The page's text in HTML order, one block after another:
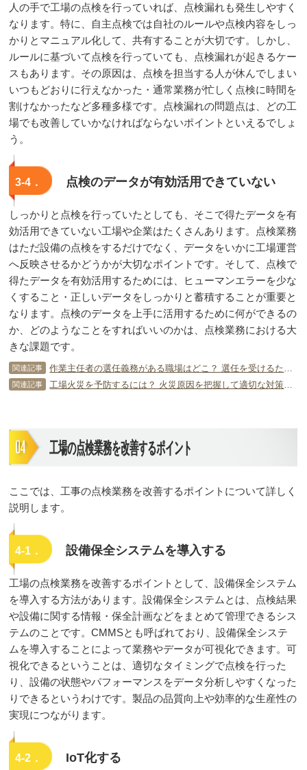
人の手で工場の点検を行っていれば、点検漏れも発生しやすく
なります。特に、自主点検では自社のルールや点検内容をしっ
かりとマニュアル化して、共有することが大切です。しかし、
ルールに基づいて点検を行っていても、点検漏れが起きるケー
スもあります。その原因は、点検を担当する人が休んでしまい
いつもどおりに行えなかった・通常業務が忙しく点検に時間を
割けなかったなど多種多様です。点検漏れの問題点は、どの工
場でも改善していかなければならないポイントといえるでしょ
う。
3-4． 点検のデータが有効活用できていない
しっかりと点検を行っていたとしても、そこで得たデータを有
効活用できていない工場や企業はたくさんあります。点検業務
はただ設備の点検をするだけでなく、データをいかに工場運営
へ反映させるかどうかが大切なポイントです。そして、点検で
得たデータを有効活用するためには、ヒューマンエラーを少な
くすること・正しいデータをしっかりと蓄積することが重要と
なります。点検のデータを上手に活用するために何ができるの
か、どのようなことをすればいいのかは、点検業務における大
きな課題です。
関連記事 作業主任者の選任義務がある職場はどこ？ 選任を受けるための条件は？
関連記事 工場火災を予防するには？ 火災原因を把握して適切な対策を！
工場の点検業務を改善するポイント
ここでは、工事の点検業務を改善するポイントについて詳しく
説明します。
4-1． 設備保全システムを導入する
工場の点検業務を改善するポイントとして、設備保全システム
を導入する方法があります。設備保全システムとは、点検結果
や設備に関する情報・保全計画などをまとめて管理できるシス
テムのことです。CMMSとも呼ばれており、設備保全システ
ムを導入することによって業務やデータが可視化できます。可
視化できるということは、適切なタイミングで点検を行った
り、設備の状態やパフォーマンスをデータ分析しやすくなった
りできるというわけです。製品の品質向上や効率的な生産性の
実現につながります。
4-2． IoT化する